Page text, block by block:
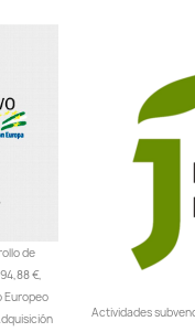
de
€,
Europeo
Actividades